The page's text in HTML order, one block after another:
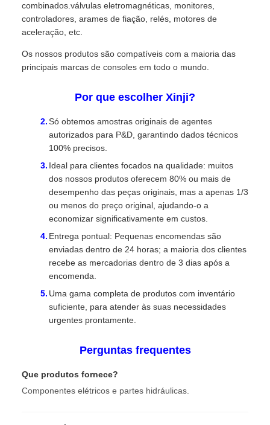
combinados.válvulas eletromagnéticas, monitores,
controladores, arames de fiação, relés, motores de
aceleração, etc.
Os nossos produtos são compatíveis com a maioria das
principais marcas de consoles em todo o mundo.
Por que escolher Xinji?
Só obtemos amostras originais de agentes
autorizados para P&D, garantindo dados técnicos
100% precisos.
Ideal para clientes focados na qualidade: muitos
dos nossos produtos oferecem 80% ou mais de
desempenho das peças originais, mas a apenas 1/3
ou menos do preço original, ajudando-o a
economizar significativamente em custos.
Entrega pontual: Pequenas encomendas são
enviadas dentro de 24 horas; a maioria dos clientes
recebe as mercadorias dentro de 3 dias após a
encomenda.
Uma gama completa de produtos com inventário
suficiente, para atender às suas necessidades
urgentes prontamente.
Perguntas frequentes
Que produtos fornece?
Componentes elétricos e partes hidráulicas.